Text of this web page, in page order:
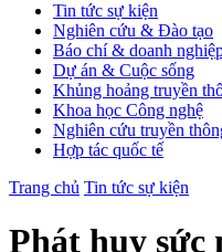
Tin tức sự kiện
Nghiên cứu & Đào tạo
Báo chí & doanh
Dự án & Cuộc sống
Khủng hoảng truyền
Khoa học Công nghệ
Nghiên cứu truyền
Hợp tác quốc tế
Trang chủ Tin tức sự kiện
Phát huy sức